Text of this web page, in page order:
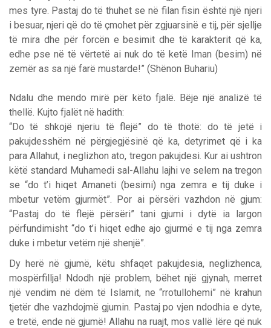
mes tyre. Pastaj do të thuhet se në filan fisin është një njeri
i besuar, njeri që do të çmohet për zgjuarsinë e tij, për sjellje
të mira dhe për forcën e besimit dhe të karakterit që ka,
edhe pse në të vërtetë ai nuk do të ketë Iman (besim) në
zemër as sa një farë mustarde!” (Shënon Buhariu)
Ndalu dhe mendo mirë për këto fjalë. Bëje një analizë të
thellë. Kujto fjalët në hadith:
“Do të shkojë njeriu të flejë” do të thotë: do të jetë i
pakujdesshëm në përgjegjësinë që ka, detyrimet që i ka
para Allahut, i neglizhon ato, tregon pakujdesi. Kur ai ushtron
këtë standard Muhamedi sal-Allahu lajhi ve selem na tregon
se “do t’i hiqet Amaneti (besimi) nga zemra e tij duke i
mbetur vetëm gjurmët”. Por ai përsëri vazhdon në gjum:
“Pastaj do të flejë përsëri” tani gjumi i dytë ia largon
përfundimisht “do t’i hiqet edhe ajo gjurmë e tij nga zemra
duke i mbetur vetëm një shenjë”.
Dy herë në gjumë, këtu shfaqet pakujdesia, neglizhenca,
mospërfillja! Ndodh një problem, bëhet një gjynah, merret
një vendim në dëm të Islamit, ne “rrotullohemi” në krahun
tjetër dhe vazhdojmë gjumin. Pastaj po vjen ndodhia e dyte,
e tretë, ende në gjumë! Allahu na ruajt, mos vallë lëre që nuk